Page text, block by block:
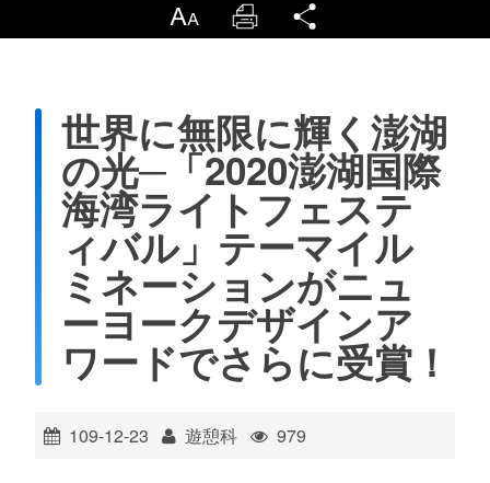
当サイトについて
サイトマップ 中文版
English Tiếng Việt
ไทย Bahasa indonesia
LargrType Print
世界に無限に輝く澎湖
の光─「2020澎湖国際
海湾ライトフェステ
ィバル」テーマイル
ミネーションがニュ
ーヨークデザインア
ワードでさらに受賞！
109-12-23 遊憩科 979